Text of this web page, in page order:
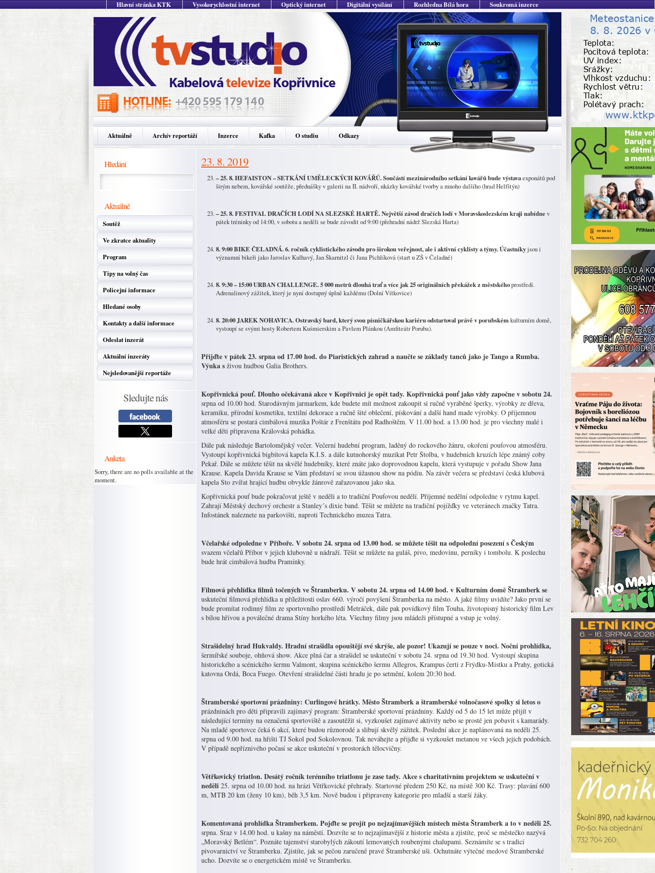
Hlavní stránka KTK Vysokorychlostní internet Optický internet Digitální vysílání Rozhledna Bílá hora Soukromá inzerce
Aktuálně Archív reportáží Inzerce Kafka O studiu Odkazy
Hledání
Aktuálně
Soutěž
Ve zkratce aktuality
Program
Tipy na volný čas
Policejní informace
Hledané osoby
Kontakty a další informace
Odeslat inzerát
Aktuální inzeráty
Nejsledovanější reportáže
Sledujte nás
Anketa
Sorry, there are no polls available at the
moment.
23. 8. 2019
– 25. 8. HEFAISTON – SETKÁNÍ UMĚLECKÝCH KOVÁŘŮ. Součástí mezinárodního setkání kovářů bude výstavaexponátů pod
širým nebem, kovářské soutěže, přednášky v galerii na II. nádvoří, ukázky kovářské tvorby a mnoho dalšího (hrad Helfštýn)
– 25. 8. FESTIVAL DRAČÍCH LODÍ NA SLEZSKÉ HARTĚ. Největší závod dračích lodí v Moravskoslezském kraji nabídnev
pátek tréninky od 14:00, v sobotu a neděli se bude závodit od 9:00 (přehradní nádrž Slezská Harta)
8. 9:00 BIKE ČELADNÁ. 6. ročník cyklistického závodu pro širokou veřejnost, ale i aktivní cyklisty a týmy. Účastníkyjsou i
významní bikeři jako Jaroslav Kulhavý, Jan Škarnitzl či Jana Pichlíková (start u ZŠ v Čeladné)
8. 9:30 – 15:00 URBAN CHALLENGE. 5 000 metrů dlouhá trať a více jak 25 originálních překážek z městskéhoprostředí.
Adrenalinový zážitek, který je nyní dostupný úplně každému (Dolní Vítkovice)
8. 20:00 JAREK NOHAVICA. Ostravský bard, který svou písničkářskou kariéru odstartoval právě v porubskémkulturním domě,
vystoupí se svými hosty Robertem Kuśmierskim a Pavlem Plánkou (Amfiteátr Poruba).
Přijďte v pátek 23. srpna od 17.00 hod. do Piaristických zahrad a naučte se základy tanců jako je Tango a Rumba.
Výuka s živou hudbou Galia Brothers.
Kopřivnická pouť. Dlouho očekávaná akce v Kopřivnici je opět tady. Kopřivnická pouť jako vždy započne v sobotu 24.
srpna od 10.00 hod. Starodávným jarmarkem, kde budete mít možnost zakoupit si ručně vyráběné šperky, výrobky ze dřeva,
keramiku, přírodní kosmetiku, textilní dekorace a ručně šité oblečení, pískování a další hand made výrobky. O příjemnou
atmosféru se postará cimbálová muzika Poštár z Frenštátu pod Radhoštěm. V 11.00 hod. a 13.00 hod. je pro všechny malé i
velké děti připravena Královská pohádka.
Dále pak následuje Bartolomějský večer. Večerní hudební program, laděný do rockového žánru, okoření pouťovou atmosféru.
Vystoupí kopřivnická bigbítová kapela K.I.S. a dále kutnohorský muzikat Petr Štolba, v hudebních kruzích lépe známý coby
Pekař. Dále se můžete těšit na skvělé hudebníky, které znáte jako doprovodnou kapelu, která vystupuje v pořadu Show Jana
Krause. Kapela Davida Krause se Vám představí se svou úžasnou show na pódiu. Na závěr večera se představí česká klubová
kapela Sto zvířat hrající hudbu obvykle žánrově zařazovanou jako ska.
Kopřivnická pouť bude pokračovat ještě v neděli a to tradiční Pouťovou nedělí. Příjemné nedělní odpoledne v rytmu kapel.
Zahrají Městský dechový orchestr a Stanley´s dixie band. Těšit se můžete na tradiční pojížďky ve veteránech značky Tatra.
Infostánek naleznete na parkovišti, naproti Technického muzea Tatra.
Včelařské odpoledne v Příboře. V sobotu 24. srpna od 13.00 hod. se můžete těšit na odpolední posezení s Českým
svazem včelařů Příbor v jejich klubovně u nádraží. Těšit se můžete na guláš, pivo, medovinu, perníky i tombolu. K poslechu
bude hrát cimbálová hudba Pramínky.
Filmová přehlídka filmů točených ve Štramberku. V sobotu 24. srpna od 14.00 hod. v Kulturním domě Štramberk se
uskuteční filmová přehlídka u příležitosti oslav 660. výročí povýšení Štramberka na město. A jaké filmy uvidíte? Jako první se
bude promítat rodinný film ze sportovního prostředí Metráček, dále pak povídkový film Touha, životopisný historický film Lev
s bílou hřívou a poválečné drama Stíny horkého léta. Všechny filmy jsou mládeži přístupné a vstup je volný.
Strašidelný hrad Hukvaldy. Hradní strašidla opouštějí své skrýše, ale pozor! Ukazují se pouze v noci. Noční prohlídka,
šermířské souboje, ohňová show. Akce plná čar a strašidel se uskuteční v sobotu 24. srpna od 19.30 hod. Vystoupí skupina
historického a scénického šermu Valmont, skupina scénického šermu Allegros, Krampus čerti z Frýdku-Místku a Prahy, gotická
katovna Ordá, Boca Fuego. Otevření strašidelné části hradu je po setmění, kolem 20:30 hod.
Štramberské sportovní prázdniny: Curlingové hrátky. Město Štramberk a štramberské volnočasové spolky si letos o
prázdninách pro děti připravili zajímavý program: Štramberské sportovní prázdniny. Každý od 5 do 15 let může přijít v
následující termíny na označená sportoviště a zasoutěžit si, vyzkoušet zajímavé aktivity nebo se prostě jen pobavit s kamarády.
Na mladé sportovce čeká 6 akcí, které budou různorodé a slibují skvělý zážitek. Poslední akce je naplánovaná na neděli 25.
srpna od 9.00 hod. na hřišti TJ Sokol pod Sokolovnou. Tak neváhejte a přijďte si vyzkoušet metanou ve všech jejich podobách.
V případě nepříznivého počasí se akce uskuteční v prostorách tělocvičny.
Větřkovický triatlon. Desátý ročník terénního triatlonu je zase tady. Akce s charitativním projektem se uskuteční v
neděli 25. srpna od 10.00 hod. na hrázi Větřkovické přehrady. Startovné předem 250 Kč, na místě 300 Kč. Trasy: plavání 600
m, MTB 20 km (ženy 10 km), běh 3,5 km. Nově budou i připraveny kategorie pro mladší a starší žáky.
Komentovaná prohlídka Štramberkem. Pojďte se projít po nejzajímavějších místech města Štramberk a to v neděli 25.
srpna. Sraz v 14.00 hod. u kašny na náměstí. Dozvíte se to nejzajímavější z historie města a zjistíte, proč se městečko nazývá
„Moravský Betlém“. Poznáte tajemství starobylých zákoutí lemovaných roubenými chalupami. Seznámíte se s tradicí
pivovarnictví ve Štramberku. Zjistíte, jak se pečou zaručeně pravé Štramberské uši. Ochutnáte výtečné medové Štramberské
ucho. Dozvíte se o energetickém místě ve Štramberku.
.